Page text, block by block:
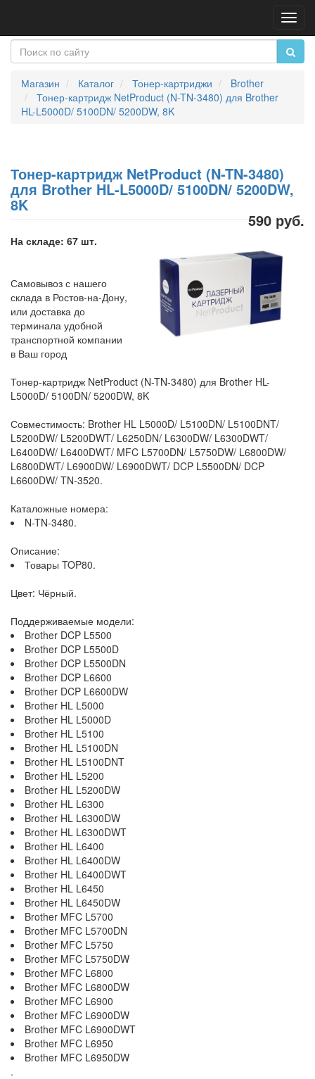
Магазин Каталог Тонер-картриджи
Brother
Тонер-картридж NetProduct (N-TN-3480) для Brother
HL-L5000D/ 5100DN/ 5200DW, 8K
Тонер-картридж NetProduct (N-TN-3480)
для Brother HL-L5000D/ 5100DN/ 5200DW,
8K
590 руб.
На складе: 67 шт.
Самовывоз с нашего
склада в Ростов-на-Дону,
или доставка до
терминала удобной
транспортной компании
в Ваш город
Тонер-картридж NetProduct (N-TN-3480) для Brother HL-
L5000D/ 5100DN/ 5200DW, 8K
Совместимость: Brother HL L5000D/ L5100DN/ L5100DNT/
L5200DW/ L5200DWT/ L6250DN/ L6300DW/ L6300DWT/
L6400DW/ L6400DWT/ MFC L5700DN/ L5750DW/ L6800DW/
L6800DWT/ L6900DW/ L6900DWT/ DCP L5500DN/ DCP
L6600DW/ TN-3520.
Каталожные номера:
N-TN-3480.
Описание:
Товары TOP80.
Цвет: Чёрный.
Поддерживаемые модели:
Brother DCP L5500
Brother DCP L5500D
Brother DCP L5500DN
Brother DCP L6600
Brother DCP L6600DW
Brother HL L5000
Brother HL L5000D
Brother HL L5100
Brother HL L5100DN
Brother HL L5100DNT
Brother HL L5200
Brother HL L5200DW
Brother HL L6300
Brother HL L6300DW
Brother HL L6300DWT
Brother HL L6400
Brother HL L6400DW
Brother HL L6400DWT
Brother HL L6450
Brother HL L6450DW
Brother MFC L5700
Brother MFC L5700DN
Brother MFC L5750
Brother MFC L5750DW
Brother MFC L6800
Brother MFC L6800DW
Brother MFC L6900
Brother MFC L6900DW
Brother MFC L6900DWT
Brother MFC L6950
Brother MFC L6950DW
.